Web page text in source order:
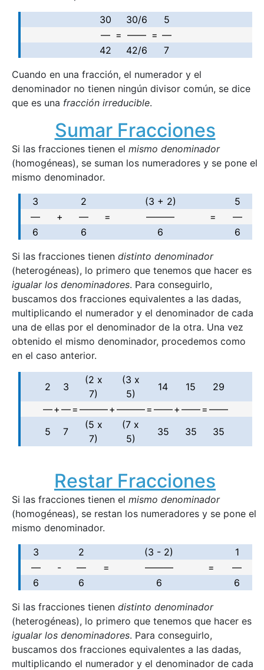
30 30/6
5
— = —— = —
42
42/6 7
Cuando en una fracción, el numerador y el
denominador no tienen ningún divisor común, se dice
que es una fracción irreducible.
Sumar Fracciones
Si las fracciones tienen el mismo denominador
(homogéneas), se suman los numeradores y se pone el
mismo denominador.
3 2 (3 + 2)
5
—
+ — = ——— =
—
6
6 6 6
Si las fracciones tienen distinto denominador
(heterogéneas), lo primero que tenemos que hacer es
igualar los denominadores. Para conseguirlo,
buscamos dos fracciones equivalentes a las dadas,
multiplicando el numerador y el denominador de cada
una de ellas por el denominador de la otra. Una vez
obtenido el mismo denominador, procedemos como
en el caso anterior.
2 3
(2 x
7)
(3 x
5)
14 15
29
—+ —= ———+ ———= ——+ ——= ——
5
7
(5 x
7)
(7 x
5)
35 35 35
Restar Fracciones
Si las fracciones tienen el mismo denominador
(homogéneas), se restan los numeradores y se pone el
mismo denominador.
3 2 (3 - 2)
1
—
- — = ——— =
—
6
6 6 6
Si las fracciones tienen distinto denominador
(heterogéneas), lo primero que tenemos que hacer es
igualar los denominadores. Para conseguirlo,
buscamos dos fracciones equivalentes a las dadas,
multiplicando el numerador y el denominador de cada